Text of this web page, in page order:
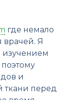
где немало
врачей. Я
и
ткани перед